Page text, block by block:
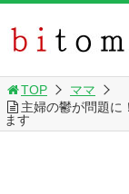
TOP
ママ
主婦の鬱が問題に
ます